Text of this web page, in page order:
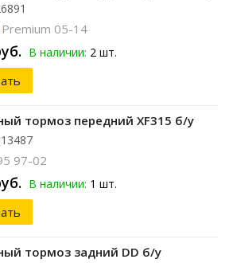
Premium 05-14
В наличии: 2 шт.
тормоз передний XF315 б/у
97-02
В наличии: 1 шт.
тормоз задний DD б/у